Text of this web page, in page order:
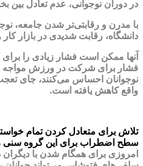
در دوران نوجوانی، عدم تعادل
با مدرن و رقابتی‌تر شدن جامعه،
دانشگاه، رقابت شدیدی در بازار
فشار برای شرکت در ورزش مواجه
واقع کاهش یافته است.
تلاش برای متعادل کردن تمام
سطح اضطراب برای این گروه سنی
امروزی برای همگام شدن با